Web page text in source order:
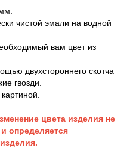
чистой эмали на водной
вам цвет из
двухстороннего скотча
гвозди.
цвета изделия не
определяется